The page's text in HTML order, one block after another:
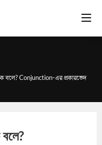
বলে? Conjunction-এর প্রকারভেদ